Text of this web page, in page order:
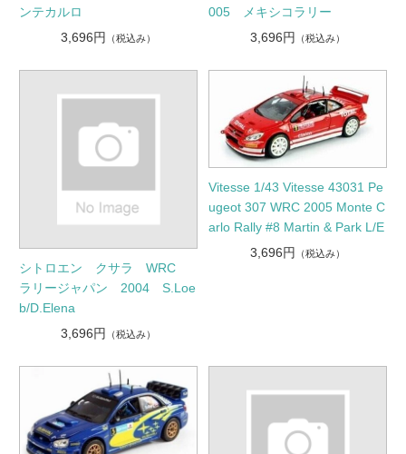
ンテカルロ
3,696円
（税込み）
005 メキシコラリー
3,696円
（税込み）
シトロエン クサラ WRC
ラリージャパン 2004 S.Loe
b/D.Elena
3,696円
（税込み）
Vitesse 1/43 Vitesse 43031 Pe
ugeot 307 WRC 2005 Monte C
arlo Rally #8 Martin & Park L/E
3,696円
（税込み）